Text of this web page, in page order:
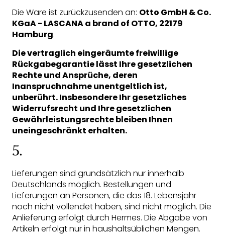
Die Ware ist zurückzusenden an: Otto GmbH & Co.
KGaA - LASCANA a brand of OTTO, 22179
Hamburg.
Die vertraglich eingeräumte freiwillige
Rückgabegarantie lässt Ihre gesetzlichen
Rechte und Ansprüche, deren
Inanspruchnahme unentgeltlich ist,
unberührt. Insbesondere Ihr gesetzliches
Widerrufsrecht und Ihre gesetzlichen
Gewährleistungsrechte bleiben Ihnen
uneingeschränkt erhalten.
5.
Lieferungen sind grundsätzlich nur innerhalb
Deutschlands möglich. Bestellungen und
Lieferungen an Personen, die das 18. Lebensjahr
noch nicht vollendet haben, sind nicht möglich. Die
Anlieferung erfolgt durch Hermes. Die Abgabe von
Artikeln erfolgt nur in haushaltsüblichen Mengen.